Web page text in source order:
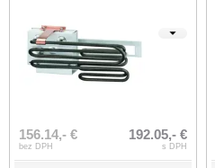
156.14,- €
bez DPH
192.05,- €
s DPH